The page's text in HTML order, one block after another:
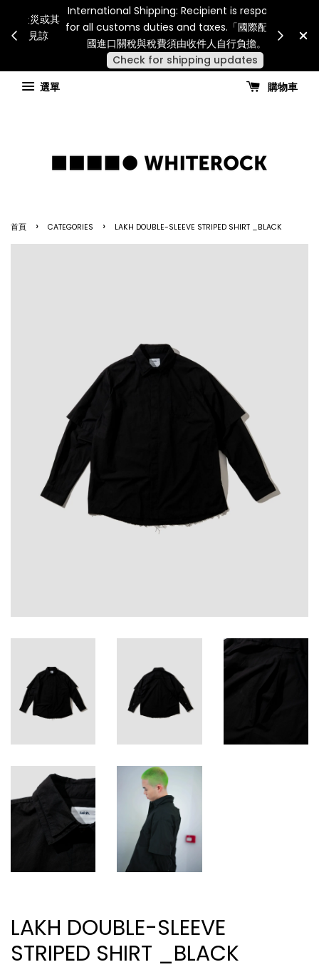
連假期間宅配服務將暫停配送。 如遇假日、天災或其
他不可抗力因素，出貨安排可能調整，敬請見諒
查看國內宅配最新公告
for all
國
選單
購物車
首頁 › CATEGORIES › LAKH DOUBLE-SLEEVE STRIPED SHIRT _BLACK
LAKH DOUBLE-SLEEVE
STRIPED SHIRT _BLACK